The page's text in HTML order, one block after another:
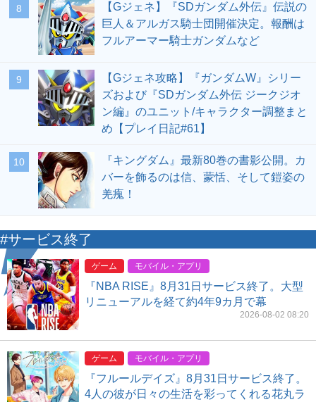
8
【Gジェネ】『SDガンダム外伝』伝説の
巨人＆アルガス騎士団開催決定。報酬は
フルアーマー騎士ガンダムなど
9
【Gジェネ攻略】『ガンダムW』シリー
ズおよび『SDガンダム外伝 ジークジオ
ン編』のユニット/キャラクター調整まと
め【プレイ日記#61】
10
『キングダム』最新80巻の書影公開。カ
バーを飾るのは信、蒙恬、そして鎧姿の
羌瘣！
#サービス終了
ゲーム モバイル・アプリ
『NBA RISE』8月31日サービス終了。大型
リニューアルを経て約4年9カ月で幕
2026-08-02 08:20
ゲーム モバイル・アプリ
『フルールデイズ』8月31日サービス終了。
4人の彼が日々の生活を彩ってくれる花丸ラ